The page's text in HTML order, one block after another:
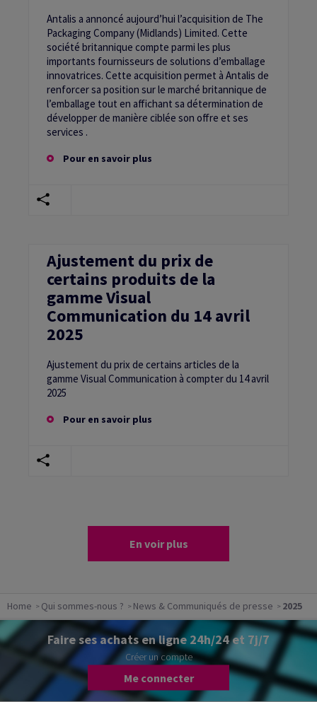
Antalis a annoncé aujourd’hui l’acquisition de The
Packaging Company (Midlands) Limited. Cette
société britannique compte parmi les plus
importants fournisseurs de solutions d’emballage
innovatrices. Cette acquisition permet à Antalis de
renforcer sa position sur le marché britannique de
l’emballage tout en affichant sa détermination de
développer de manière ciblée son offre et ses
services .
Pour en savoir plus
Ajustement du prix de
certains produits de la
gamme Visual
Communication du 14 avril
2025
Ajustement du prix de certains articles de la
gamme Visual Communication à compter du 14 avril
2025
Pour en savoir plus
En voir plus
Home Qui sommes-nous ? News & Communiqués de presse 2025
Faire ses achats en ligne 24h/24 et 7j/7
Créer un compte
Me connecter